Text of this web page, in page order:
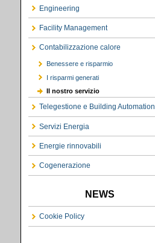
Engineering
Facility Management
Contabilizzazione calore
Benessere e risparmio
I risparmi generati
Il nostro servizio
Telegestione e Building Automation
Servizi Energia
Energie rinnovabili
Cogenerazione
NEWS
Cookie Policy